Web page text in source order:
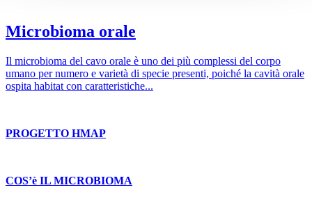
Microbioma orale
Il microbioma del cavo orale è uno dei più complessi del corpo
umano per numero e varietà di specie presenti, poiché la cavità orale
ospita habitat con caratteristiche...
PROGETTO HMAP
COS’è IL MICROBIOMA